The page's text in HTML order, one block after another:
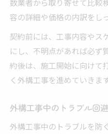
容の詳細や価格の内訳をし
契約前には、工事内容やス
にし、不明点があれば必ず
約後は、施工開始に向けて
く外構工事を進めていきます
外構工事中のトラブル回
外構工事中のトラブルを防